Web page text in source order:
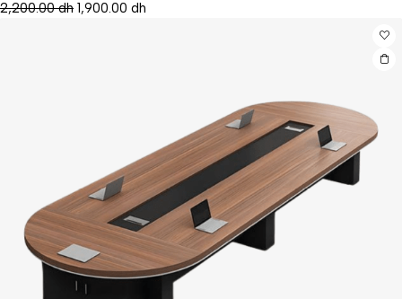
2,200.00dh 1,900.00 dh